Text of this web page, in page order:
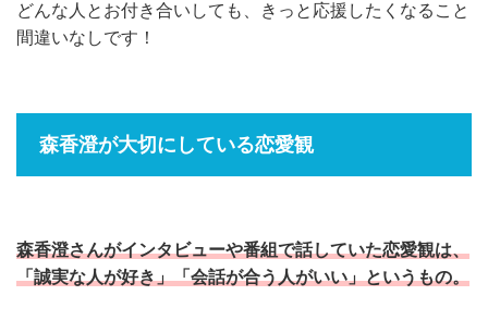
どんな人とお付き合いしても、きっと応援したくなること
間違いなしです！
森香澄が大切にしている恋愛観
森香澄さんがインタビューや番組で話していた恋愛観は、
「誠実な人が好き」「会話が合う人がいい」というもの。